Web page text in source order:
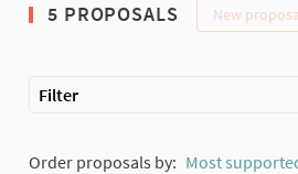
5 PROPOSALS New
Filter
Order proposals by: Most